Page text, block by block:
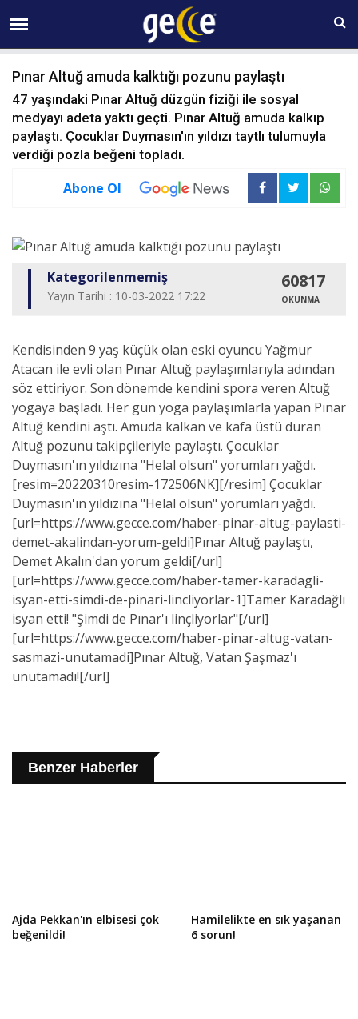
10 AĞUSTOS Pazartesi 22:50
Pınar Altuğ amuda kalktığı pozunu paylaştı
47 yaşındaki Pınar Altuğ düzgün fiziği ile sosyal
medyayı adeta yaktı geçti. Pınar Altuğ amuda kalkıp
paylaştı. Çocuklar Duymasın'ın yıldızı taytlı tulumuyla
verdiği pozla beğeni topladı.
Abone Ol
Kategorilenmemiş
Yayın Tarihi : 10-03-2022 17:22
60817
OKUNMA
Kendisinden 9 yaş küçük olan eski oyuncu Yağmur
Atacan ile evli olan Pınar Altuğ paylaşımlarıyla adından
söz ettiriyor. Son dönemde kendini spora veren Altuğ
yogaya başladı. Her gün yoga paylaşımlarla yapan Pınar
Altuğ kendini aştı. Amuda kalkan ve kafa üstü duran
Altuğ pozunu takipçileriyle paylaştı. Çocuklar
Duymasın'ın yıldızına "Helal olsun" yorumları yağdı.
[resim=20220310resim-172506NK][/resim] Çocuklar
Duymasın'ın yıldızına "Helal olsun" yorumları yağdı.
[url=https://www.gecce.com/haber-pinar-altug-paylasti-
demet-akalindan-yorum-geldi]Pınar Altuğ paylaştı,
Demet Akalın'dan yorum geldi[/url]
[url=https://www.gecce.com/haber-tamer-karadagli-
isyan-etti-simdi-de-pinari-lincliyorlar-1]Tamer Karadağlı
isyan etti! "Şimdi de Pınar'ı linçliyorlar"[/url]
[url=https://www.gecce.com/haber-pinar-altug-vatan-
sasmazi-unutamadi]Pınar Altuğ, Vatan Şaşmaz'ı
unutamadı![/url]
Benzer Haberler
Ajda Pekkan'ın elbisesi çok
beğenildi!
Hamilelikte en sık yaşanan
6 sorun!